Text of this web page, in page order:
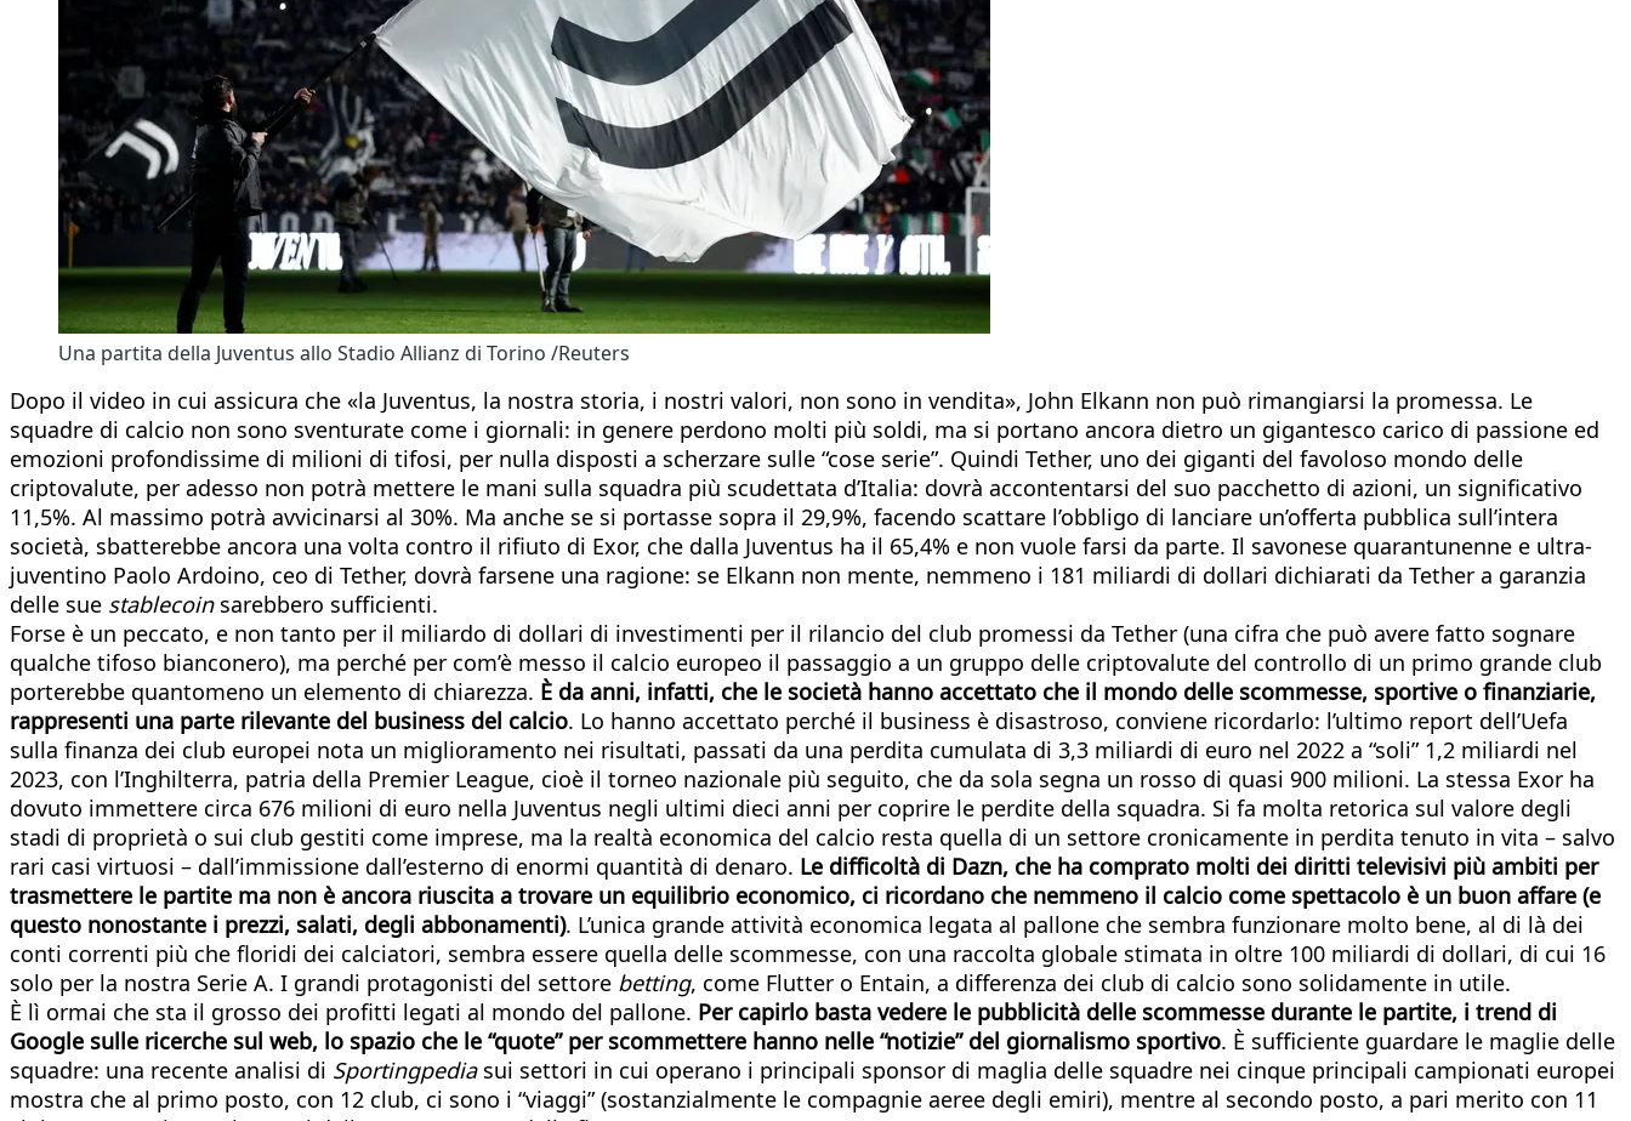
Una partita della Juventus allo Stadio Allianz di Torino /Reuters
Dopo il video in cui assicura che «la Juventus, la nostra storia, i nostri valori, non sono in vendita», John Elkann non può rimangiarsi la promessa. Le
squadre di calcio non sono sventurate come i giornali: in genere perdono molti più soldi, ma si portano ancora dietro un gigantesco carico di passione ed
emozioni profondissime di milioni di tifosi, per nulla disposti a scherzare sulle “cose serie”. Quindi Tether, uno dei giganti del favoloso mondo delle
criptovalute, per adesso non potrà mettere le mani sulla squadra più scudettata d’Italia: dovrà accontentarsi del suo pacchetto di azioni, un significativo
11,5%. Al massimo potrà avvicinarsi al 30%. Ma anche se si portasse sopra il 29,9%, facendo scattare l’obbligo di lanciare un’offerta pubblica sull’intera
società, sbatterebbe ancora una volta contro il rifiuto di Exor, che dalla Juventus ha il 65,4% e non vuole farsi da parte. Il savonese quarantunenne e ultra-
juventino Paolo Ardoino, ceo di Tether, dovrà farsene una ragione: se Elkann non mente, nemmeno i 181 miliardi di dollari dichiarati da Tether a garanzia
delle sue stablecoin sarebbero sufficienti.
Forse è un peccato, e non tanto per il miliardo di dollari di investimenti per il rilancio del club promessi da Tether (una cifra che può avere fatto sognare
qualche tifoso bianconero), ma perché per com’è messo il calcio europeo il passaggio a un gruppo delle criptovalute del controllo di un primo grande club
porterebbe quantomeno un elemento di chiarezza. È da anni, infatti, che le società hanno accettato che il mondo delle scommesse, sportive o finanziarie,
rappresenti una parte rilevante del business del calcio. Lo hanno accettato perché il business è disastroso, conviene ricordarlo: l’ultimo report dell’Uefa
sulla finanza dei club europei nota un miglioramento nei risultati, passati da una perdita cumulata di 3,3 miliardi di euro nel 2022 a “soli” 1,2 miliardi nel
2023, con l’Inghilterra, patria della Premier League, cioè il torneo nazionale più seguito, che da sola segna un rosso di quasi 900 milioni. La stessa Exor ha
dovuto immettere circa 676 milioni di euro nella Juventus negli ultimi dieci anni per coprire le perdite della squadra. Si fa molta retorica sul valore degli
stadi di proprietà o sui club gestiti come imprese, ma la realtà economica del calcio resta quella di un settore cronicamente in perdita tenuto in vita – salvo
rari casi virtuosi – dall’immissione dall’esterno di enormi quantità di denaro. Le difficoltà di Dazn, che ha comprato molti dei diritti televisivi più ambiti per
trasmettere le partite ma non è ancora riuscita a trovare un equilibrio economico, ci ricordano che nemmeno il calcio come spettacolo è un buon affare (e
questo nonostante i prezzi, salati, degli abbonamenti). L’unica grande attività economica legata al pallone che sembra funzionare molto bene, al di là dei
conti correnti più che floridi dei calciatori, sembra essere quella delle scommesse, con una raccolta globale stimata in oltre 100 miliardi di dollari, di cui 16
solo per la nostra Serie A. I grandi protagonisti del settore betting, come Flutter o Entain, a differenza dei club di calcio sono solidamente in utile.
È lì ormai che sta il grosso dei profitti legati al mondo del pallone. Per capirlo basta vedere le pubblicità delle scommesse durante le partite, i trend di
Google sulle ricerche sul web, lo spazio che le “quote” per scommettere hanno nelle “notizie” del giornalismo sportivo. È sufficiente guardare le maglie delle
squadre: una recente analisi di Sportingpedia sui settori in cui operano i principali sponsor di maglia delle squadre nei cinque principali campionati europei
mostra che al primo posto, con 12 club, ci sono i “viaggi” (sostanzialmente le compagnie aeree degli emiri), mentre al secondo posto, a pari merito con 11